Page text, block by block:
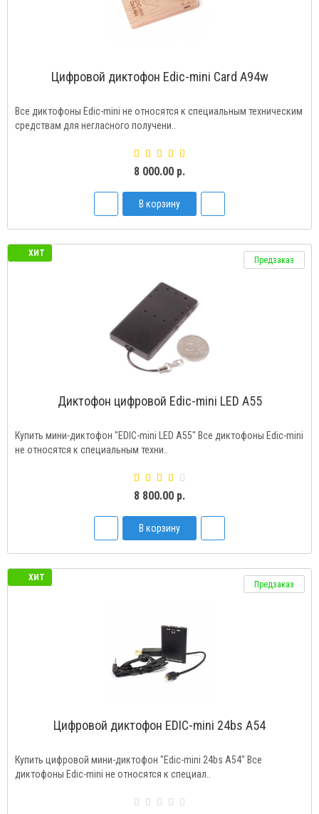
Цифровой диктофон Edic-mini Card A94w
Все диктофоны Edic-mini не относятся к специальным техническим
средствам для негласного получени..
8 000.00 р.
В корзину
ХИТ
Предзаказ
Диктофон цифровой Edic-mini LED A55
Купить мини-диктофон "EDIC-mini LED A55" Все диктофоны Edic-mini
не относятся к специальным техни..
8 800.00 р.
В корзину
ХИТ
Предзаказ
Цифровой диктофон EDIC-mini 24bs A54
Купить цифровой мини-диктофон "Edic-mini 24bs A54" Все
диктофоны Edic-mini не относятся к специал..